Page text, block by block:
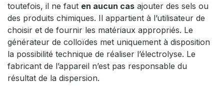
toutefois, il ne faut en aucun cas ajouter des sels ou
des produits chimiques. Il appartient à l’utilisateur de
choisir et de fournir les matériaux appropriés. Le
générateur de colloïdes met uniquement à disposition
la possibilité technique de réaliser l’électrolyse. Le
fabricant de l’appareil n’est pas responsable du
résultat de la dispersion.